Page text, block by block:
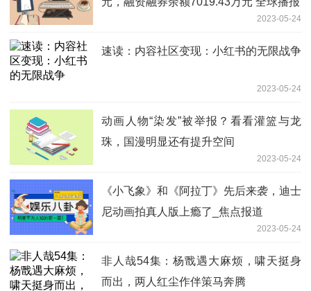
2023-05-24
速读：内容社区变现：小红书的无限战争
2023-05-24
动画人物“染发”被举报？看看灌篮与龙
珠，国漫明显还有提升空间
2023-05-24
《小飞象》和《阿拉丁》先后来袭，迪士
尼动画拍真人版上瘾了_焦点报道
2023-05-24
非人哉54集：杨戬遇大麻烦，啸天挺身
而出，两人红尘作伴策马奔腾